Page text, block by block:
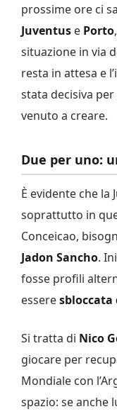
prossime ore ci
Juventus e Porto
situazione in via
resta in attesa e
stata decisiva
venuto a creare.
Due per uno:
È evidente che la
soprattutto in
Conceicao,
Jadon Sancho.
fosse profili
esseresbloccata
Si tratta di Nico
giocare per
Mondiale con
spazio: se anche